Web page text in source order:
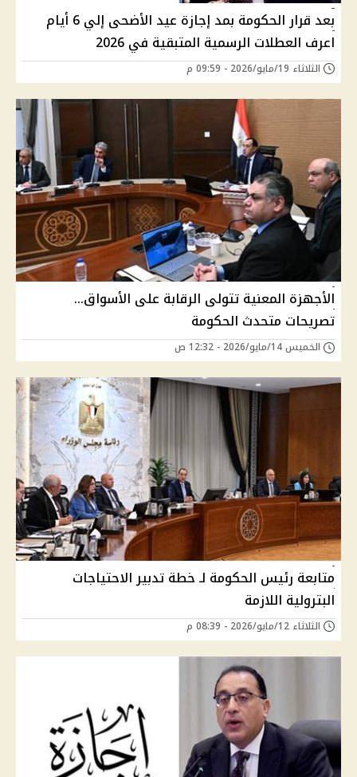
بعد قرار الحكومة بمد إجازة عيد الأضحى إلي 6 أيام
اعرف العطلات الرسمية المتبقية في 2026
الثلاثاء 19/مايو/2026 - 09:59 م
الأجهزة المعنية تتولى الرقابة على الأسواق…
تصريحات متحدث الحكومة
الخميس 14/مايو/2026 - 12:32 ص
متابعة رئيس الحكومة لـ خطة تدبير الاحتياجات
البترولية اللازمة
الثلاثاء 12/مايو/2026 - 08:39 م